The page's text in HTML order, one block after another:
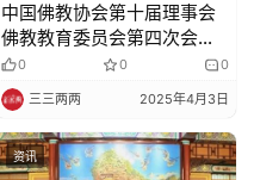
中国佛教协会第十届理事会
佛教教育委员会第四次会议
在浙江杭州召开
0 0 0
三三两两 2025年4月3日
资讯